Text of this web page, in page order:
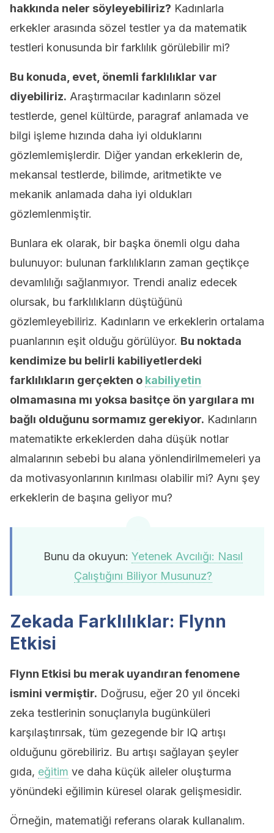
hakkında neler söyleyebiliriz? Kadınlarla
erkekler arasında sözel testler ya da matematik
testleri konusunda bir farklılık görülebilir mi?
Bu konuda, evet, önemli farklılıklar var
diyebiliriz. Araştırmacılar kadınların sözel
testlerde, genel kültürde, paragraf anlamada ve
bilgi işleme hızında daha iyi olduklarını
gözlemlemişlerdir. Diğer yandan erkeklerin de,
mekansal testlerde, bilimde, aritmetikte ve
mekanik anlamada daha iyi oldukları
gözlemlenmiştir.
Bunlara ek olarak, bir başka önemli olgu daha
bulunuyor: bulunan farklılıkların zaman geçtikçe
devamlılığı sağlanmıyor. Trendi analiz edecek
olursak, bu farklılıkların düştüğünü
gözlemleyebiliriz. Kadınların ve erkeklerin ortalama
puanlarının eşit olduğu görülüyor. Bu noktada
kendimize bu belirli kabiliyetlerdeki
farklılıkların gerçekten o kabiliyetin
olmamasına mı yoksa basitçe ön yargılara mı
bağlı olduğunu sormamız gerekiyor. Kadınların
matematikte erkeklerden daha düşük notlar
almalarının sebebi bu alana yönlendirilmemeleri ya
da motivasyonlarının kırılması olabilir mi? Aynı şey
erkeklerin de başına geliyor mu?
Bunu da okuyun: Yetenek Avcılığı: Nasıl
Çalıştığını Biliyor Musunuz?
Zekada Farklılıklar: Flynn
Etkisi
Flynn Etkisi bu merak uyandıran fenomene
ismini vermiştir. Doğrusu, eğer 20 yıl önceki
zeka testlerinin sonuçlarıyla bugünküleri
karşılaştırırsak, tüm gezegende bir IQ artışı
olduğunu görebiliriz. Bu artışı sağlayan şeyler
gıda, eğitim ve daha küçük aileler oluşturma
yönündeki eğilimin küresel olarak gelişmesidir.
Örneğin, matematiği referans olarak kullanalım.